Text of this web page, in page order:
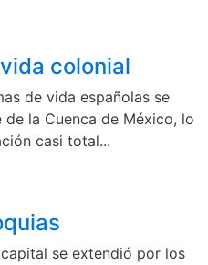
colonial
de vida españolas se
la Cuenca de México, lo
casi total...
se extendió por los